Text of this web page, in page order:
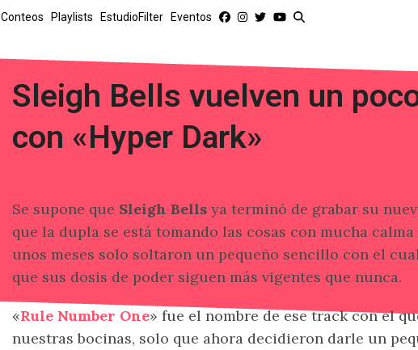
Conteos Playlists EstudioFilter Eventos
Sleigh Bells vuelven un
con «Hyper Dark»
Se supone que Sleigh Bells ya terminó de grabar su
que la dupla se está tomando las cosas con mucha
unos meses solo soltaron un pequeño sencillo con el
que sus dosis de poder siguen más vigentes que nunca.
«Rule Number One» fue el nombre de ese track con el
nuestras bocinas, solo que ahora decidieron darle un